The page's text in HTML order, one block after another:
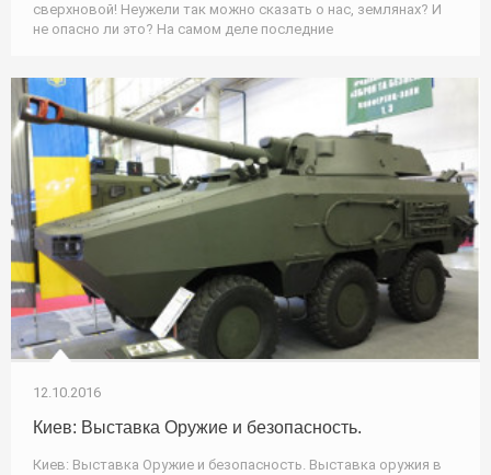
сверхновой! Неужели так можно сказать о нас, землянах? И
не опасно ли это? На самом деле последние
12.10.2016
Киев: Выставка Оружие и безопасность.
Киев: Выставка Оружие и безопасность. Выставка оружия в